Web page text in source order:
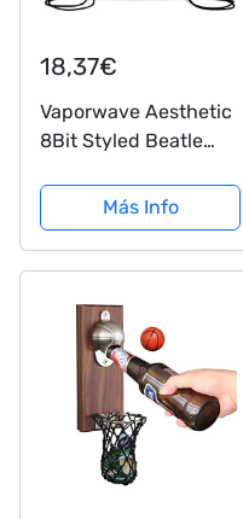
18,37€
Vaporwave Aesthetic
8Bit Styled Beatle
Informal Gym Sack
Más Info